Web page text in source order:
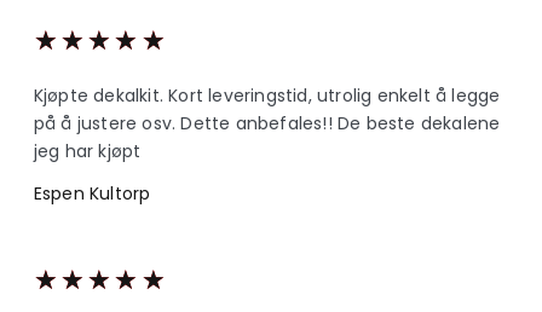
★ ★ ★ ★ ★
Kjøpte dekalkit. Kort leveringstid, utrolig enkelt å legge
på å justere osv. Dette anbefales!! De beste dekalene
jeg har kjøpt
Espen Kultorp
★ ★ ★ ★ ★